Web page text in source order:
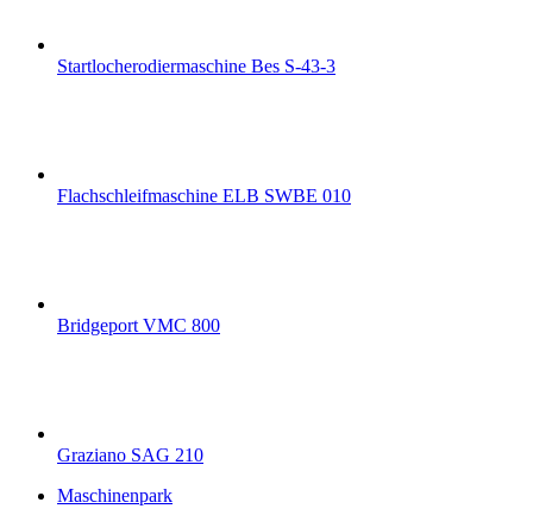
Startlocherodiermaschine Bes S-43-3
Flachschleifmaschine ELB SWBE 010
Bridgeport VMC 800
Graziano SAG 210
Maschinenpark